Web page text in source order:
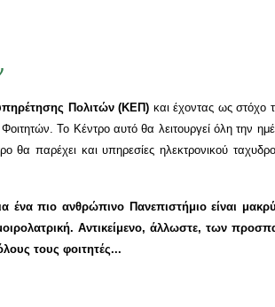
Πολιτών (ΚΕΠ) και έχοντας ως στόχο
Το Κέντρο αυτό θα λειτουργεί όλη την
παρέχει και υπηρεσίες ηλεκτρονικού
ένα πιο ανθρώπινο Πανεπιστήμιο είναι
Αντικείμενο, άλλωστε, των
τους φοιτητές...